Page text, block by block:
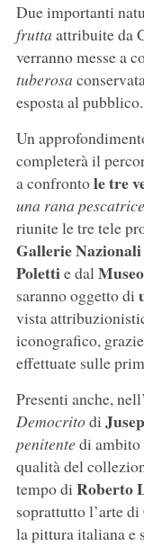
Due importanti
frutta attribuite da
verranno messe a
tuberosa
esposta al pubblico.
Un
completerà il
a confrontole tre
una rana pescatrice
riunite le tre tele
Gallerie
Polettie dal
saranno oggetto di
vista
iconografico,
effettuate sulle
Presenti anche,
Democritodi
penitentedi ambito
qualità del
tempo di Roberto
soprattutto l’arte
la pittura italiana e